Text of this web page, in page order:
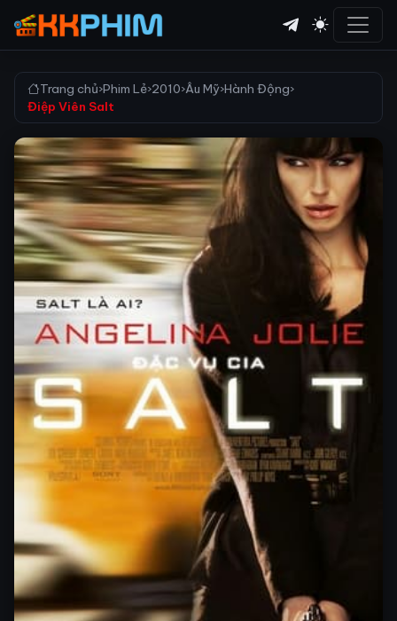
Trang chủ›Phim Lẻ›2010›Âu Mỹ›Hành Động›
Điệp Viên Salt